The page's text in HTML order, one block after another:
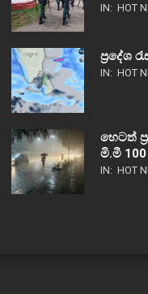
IN: HOT
ප්‍රදේශ
IN: HOT
හෙටත්
මි.මී
IN: HOT